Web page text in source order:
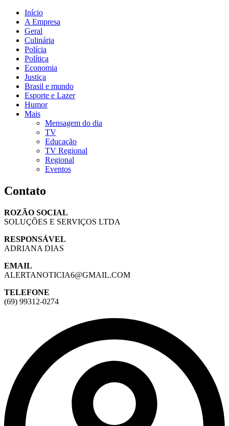
Início
A Empresa
Geral
Culinária
Polícia
Política
Economia
Justiça
Brasil e mundo
Esporte e Lazer
Humor
Mais
Mensagem do dia
TV
Educação
TV Regional
Regional
Eventos
Contato
ROZÃO SOCIAL
SOLUÇÕES E SERVIÇOS LTDA
RESPONSÁVEL
ADRIANA DIAS
EMAIL
ALERTANOTICIA6@GMAIL.COM
TELEFONE
(69) 99312-0274